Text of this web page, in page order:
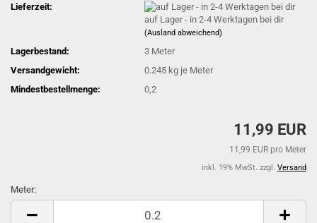
Lieferzeit:
auf Lager - in 2-4 Werktagen bei dir
(Ausland abweichend)
Lagerbestand: 3 Meter
Versandgewicht:
0.245 kg je Meter
Mindestbestellmenge:
0,2
11,99 EUR
11,99 EUR pro Meter
inkl. 19% MwSt. zzgl. Versand
Meter:
Meter